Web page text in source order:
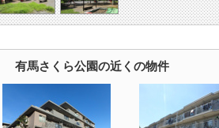
有馬さくら公園の近くの物件